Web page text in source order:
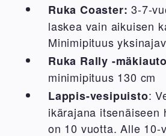
Ruka Coaster: 3-7-
laskea vain aikuisen
Minimipituus
Ruka Rally -
minimipituus 130 cm
Lappis-vesipuisto:
ikärajana itsenäiseen
on 10 vuotta. Alle 10-